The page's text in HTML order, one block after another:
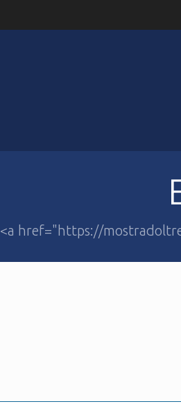
<a href="https://